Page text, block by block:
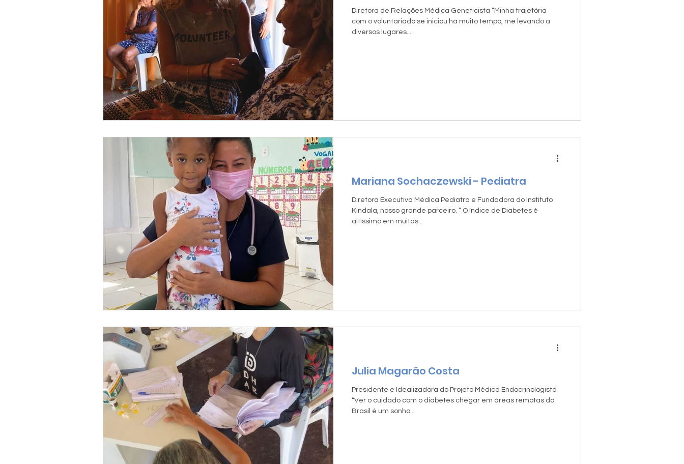
Diretora de Relações Médica Geneticista ”Minha trajetória
com o voluntariado se iniciou há muito tempo, me levando a
diversos lugares....
Mariana Sochaczewski - Pediatra
Diretora Executiva Médica Pediatra e Fundadora do Instituto
Kindala, nosso grande parceiro. “ O índice de Diabetes é
altíssimo em muitas...
Julia Magarão Costa
Presidente e Idealizadora do Projeto Médica Endocrinologista
“Ver o cuidado com o diabetes chegar em áreas remotas do
Brasil é um sonho...